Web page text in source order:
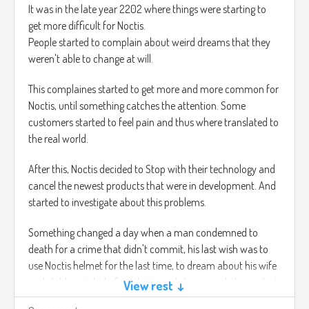
It was in the late year 2202 where things were starting to
get more difficult for Noctis.
People started to complain about weird dreams that they
weren't able to change at will.
This complaines started to get more and more common for
Noctis, until something catches the attention. Some
customers started to feel pain and thus where translated to
the real world.
After this, Noctis decided to Stop with their technology and
cancel the newest products that were in development. And
started to investigate about this problems.
Something changed a day when a man condemned to
death for a crime that didn't commit, his last wish was to
use Noctis helmet for the last time, to dream about his wife
and children right before the tragedy happened, the car lost
control due to the speed.
View rest ↓